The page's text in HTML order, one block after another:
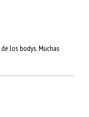
los bodys. Muchas